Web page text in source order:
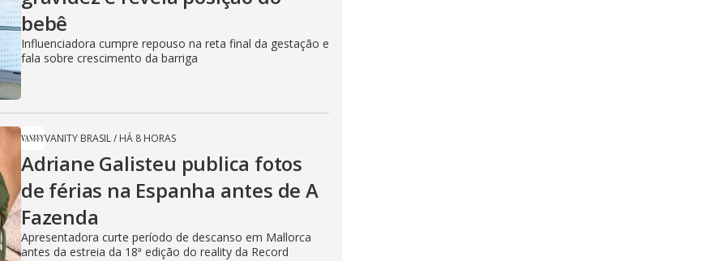
bebê
Influenciadora cumpre repouso na reta final da gestação e
fala sobre crescimento da barriga
VANITY BRASIL/ HÁ 8 HORAS
Adriane Galisteu publica fotos
de férias na Espanha antes de A
Fazenda
Apresentadora curte período de descanso em Mallorca
antes da estreia da 18ª edição do reality da Record